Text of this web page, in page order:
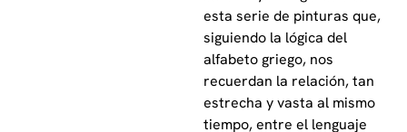
esta serie de pinturas que,
siguiendo la lógica del
alfabeto griego, nos
recuerdan la relación, tan
estrecha y vasta al mismo
tiempo, entre el lenguaje